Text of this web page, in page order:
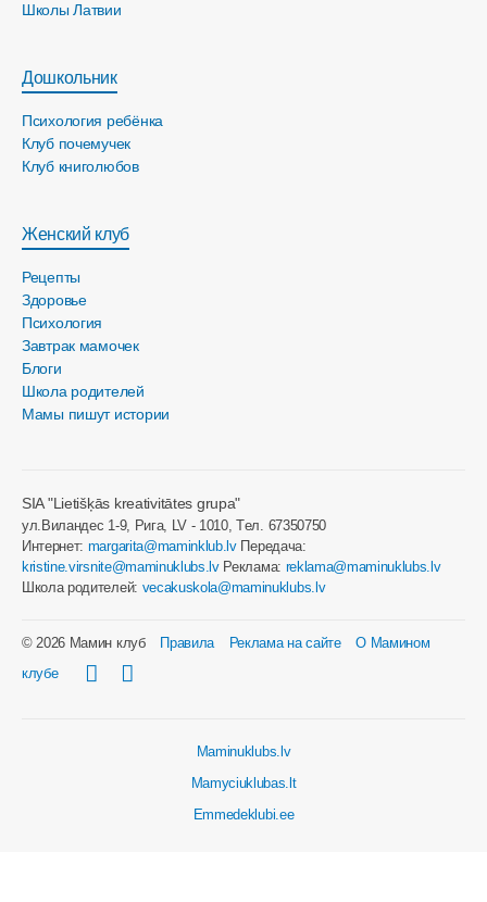
Школы Латвии
Дошкольник
Психология ребёнка
Клуб почемучек
Клуб книголюбов
Женский клуб
Рецепты
Здоровье
Психология
Завтрак мамочек
Блоги
Школа родителей
Мамы пишут истории
SIA "Lietišķās kreativitātes grupa"
ул.Виландес 1-9, Рига, LV - 1010, Tел. 67350750
Интернет: margarita@maminklub.lvПередача:
kristine.virsnite@maminuklubs.lvРеклама: reklama@maminuklubs.lv
Школа родителей: vecakuskola@maminuklubs.lv
© 2026 Мамин клуб Правила Реклама на сайте
О Мамином
клубе
Maminuklubs.lv
Mamyciuklubas.lt
Emmedeklubi.ee